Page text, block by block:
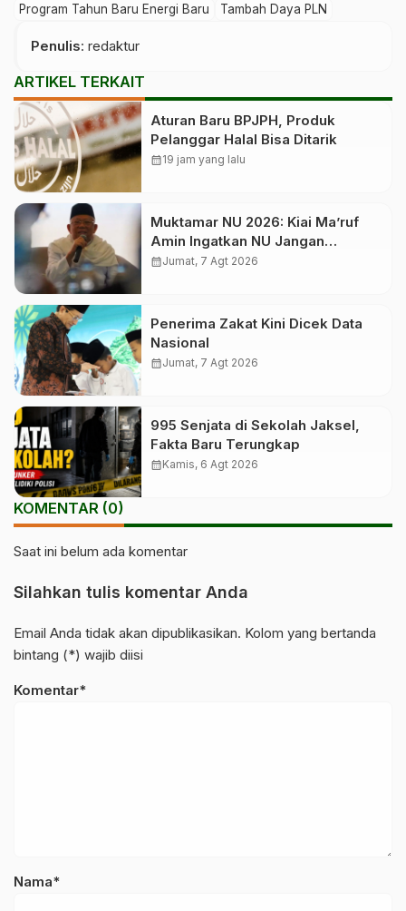
Program Tahun Baru Energi Baru
Tambah Daya PLN
Penulis: redaktur
ARTIKEL TERKAIT
Aturan Baru BPJPH, Produk
Pelanggar Halal Bisa Ditarik
calendar_month19 jam yang lalu
Muktamar NU 2026: Kiai Ma’ruf
Amin Ingatkan NU Jangan
Kehilangan Arah
calendar_monthJumat, 7 Agt 2026
Penerima Zakat Kini Dicek Data
Nasional
calendar_monthJumat, 7 Agt 2026
995 Senjata di Sekolah Jaksel,
Fakta Baru Terungkap
calendar_monthKamis, 6 Agt 2026
KOMENTAR (0)
Saat ini belum ada komentar
Silahkan tulis komentar Anda
Email Anda tidak akan dipublikasikan. Kolom yang bertanda
bintang (*) wajib diisi
Komentar*
Nama*